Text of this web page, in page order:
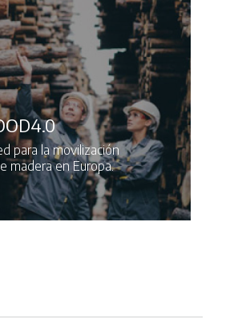
para la movilización
madera en Europa.